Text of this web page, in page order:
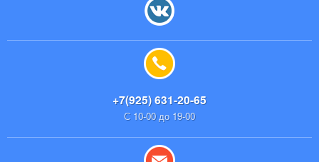
+7(925) 631-20-65
С 10-00 до 19-00